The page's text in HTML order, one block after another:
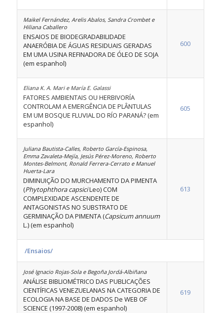
Maikel Fernández, Arelis Abalos, Sandra Crombet e
Hiliana Caballero
ENSAIOS DE BIODEGRADABILIDADE
ANAERÓBIA DE ÁGUAS RESIDUAIS GERADAS
EM UMA USINA REFINADORA DE ÓLEO DE SOJA
(em espanhol)
600
Eliana K. A. Mari e María E. Galassi
FATORES AMBIENTAIS OU HERBIVORÍA
CONTROLAM A EMERGÊNCIA DE PLÂNTULAS
EM UM BOSQUE FLUVIAL DO RÍO PARANÁ? (em
espanhol)
605
Juliana Bautista-Calles, Roberto García-Espinosa,
Emma Zavaleta-Mejía, Jesús Pérez-Moreno, Roberto
Montes-Belmont, Ronald Ferrera-Cerrato e Manuel
Huerta-Lara
DIMINUIÇÃO DO MURCHAMENTO DA PIMENTA
(Phytophthora capsiciLeo) COM
COMPLEXIDADE ASCENDENTE DE
ANTAGONISTAS NO SUBSTRATO DE
GERMINAÇÃO DA PIMENTA (Capsicum annuum
L.) (em espanhol)
613
/Ensaios/
José Ignacio Rojas-Sola e Begoña Jordá-Albiñana
ANÁLISE BIBLIOMÉTRICO DAS PUBLICAÇÕES
CIENTÍFICAS VENEZUELANAS NA CATEGORIA DE
ECOLOGIA NA BASE DE DADOS De WEB OF
SCIENCE (1997-2008) (em espanhol)
619